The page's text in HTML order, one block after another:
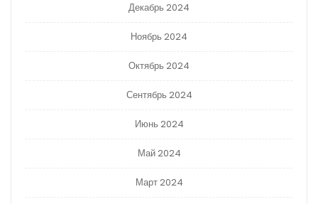
Декабрь 2024
Ноябрь 2024
Октябрь 2024
Сентябрь 2024
Июнь 2024
Май 2024
Март 2024